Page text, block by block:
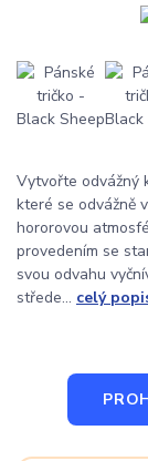
Vytvořte odvážný
které se odvážně
hororovou
provedením se
svou odvahu
střede... celý